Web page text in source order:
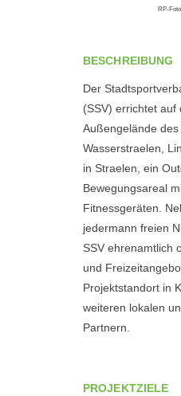
RP-
BESCHREIBUNG
Der
(SSV) errichtet auf
Außengelände
Wasserstraelen,
in Straelen, ein
Bewegungsareal
Fitnessgeräten.
jedermann freien
SSV ehrenamtlich
und
Projektstandort in
weiteren lokalen
Partnern.
PROJEKTZIELE